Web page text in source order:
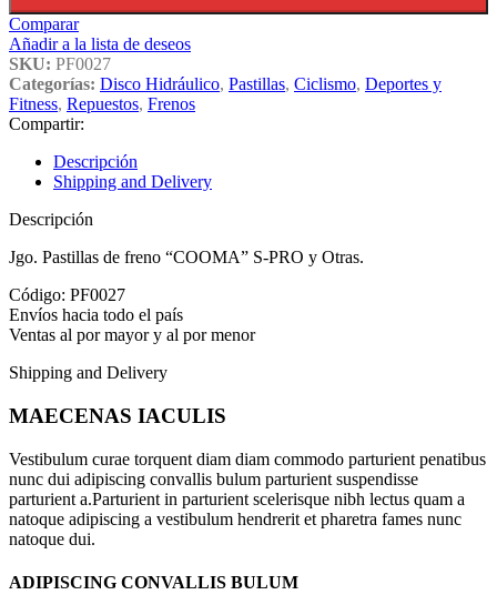
Comparar
Añadir a la lista de deseos
SKU: PF0027
Categorías: Disco Hidráulico, Pastillas, Ciclismo, Deportes y
Fitness, Repuestos, Frenos
Compartir:
Descripción
Shipping and Delivery
Descripción
Jgo. Pastillas de freno “COOMA” S-PRO y Otras.
Código: PF0027
Envíos hacia todo el país
Ventas al por mayor y al por menor
Shipping and Delivery
MAECENAS IACULIS
Vestibulum curae torquent diam diam commodo parturient penatibus
nunc dui adipiscing convallis bulum parturient suspendisse
parturient a.Parturient in parturient scelerisque nibh lectus quam a
natoque adipiscing a vestibulum hendrerit et pharetra fames nunc
natoque dui.
ADIPISCING CONVALLIS BULUM